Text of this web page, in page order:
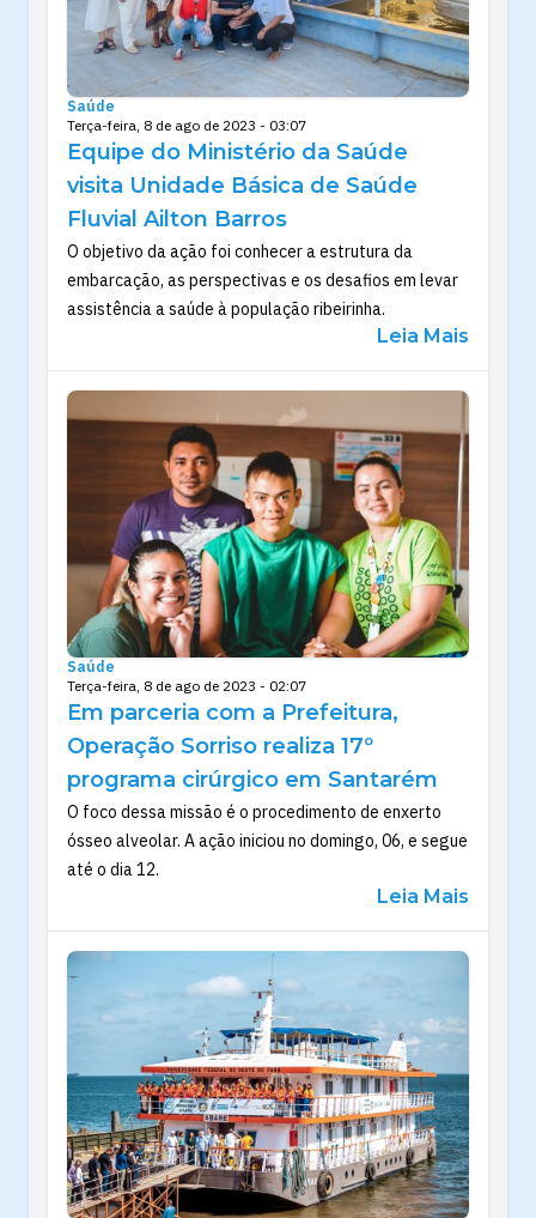
Saúde
Terça-feira, 8 de ago de 2023 - 03:07
Equipe do Ministério da Saúde
visita Unidade Básica de Saúde
Fluvial Ailton Barros
O objetivo da ação foi conhecer a estrutura da
embarcação, as perspectivas e os desafios em levar
assistência a saúde à população ribeirinha.
Leia Mais
Saúde
Terça-feira, 8 de ago de 2023 - 02:07
Em parceria com a Prefeitura,
Operação Sorriso realiza 17º
programa cirúrgico em Santarém
O foco dessa missão é o procedimento de enxerto
ósseo alveolar. A ação iniciou no domingo, 06, e segue
até o dia 12.
Leia Mais